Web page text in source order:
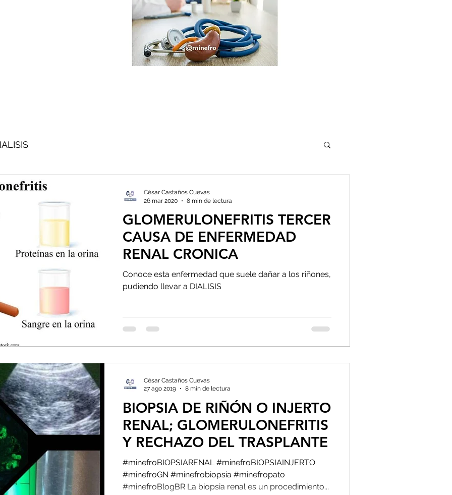
GLOMERULONEFRITIS TERCER
CAUSA DE ENFERMEDAD
RENAL CRONICA
Conoce esta enfermedad que suele dañar a los riñones,
pudiendo llevar a DIALISIS
César Castaños Cuevas
26 mar 2020
8 min de lectura
BIOPSIA DE RIÑÓN O INJERTO
RENAL; GLOMERULONEFRITIS
Y RECHAZO DEL TRASPLANTE
#minefroBIOPSIARENAL #minefroBIOPSIAINJERTO
#minefroGN #minefrobiopsia #minefropato
#minefroBlogBR La biopsia renal es un procedimiento...
César Castaños Cuevas
27 ago 2019
8 min de lectura